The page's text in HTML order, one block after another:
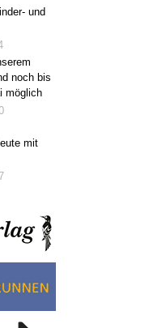
und
noch bis
möglich
mit